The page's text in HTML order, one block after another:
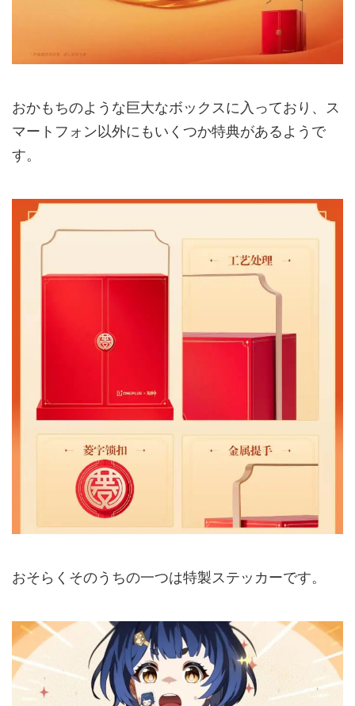
おかもちのような巨大なボックスに入っており、ス
マートフォン以外にもいくつか特典があるようで
す。
おそらくそのうちの一つは特製ステッカーです。